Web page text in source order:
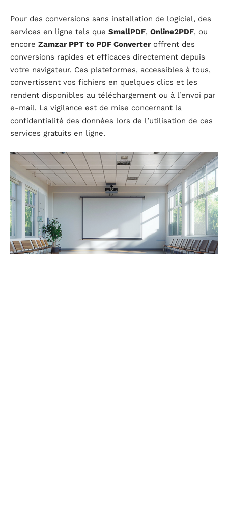
Pour des conversions sans installation de logiciel, des
services en ligne tels que SmallPDF, Online2PDF, ou
encore Zamzar PPT to PDF Converteroffrent des
conversions rapides et efficaces directement depuis
votre navigateur. Ces plateformes, accessibles à tous,
convertissent vos fichiers en quelques clics et les
rendent disponibles au téléchargement ou à l’envoi par
e-mail. La vigilance est de mise concernant la
confidentialité des données lors de l’utilisation de ces
services gratuits en ligne.